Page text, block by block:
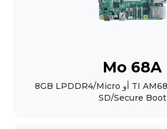
Mo 68A
TI AM68A/8 TOPS/4GB أو 8GB LPDDR4/Micro
SD/Secure Boot